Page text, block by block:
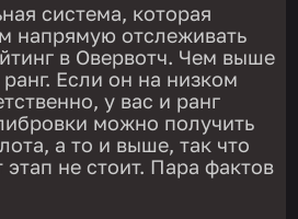
система, которая
напрямую отслеживать
в Овервотч. Чем выше
Если он на низком
у вас и ранг
можно получить
а то и выше, так что
этап не стоит. Пара фактов